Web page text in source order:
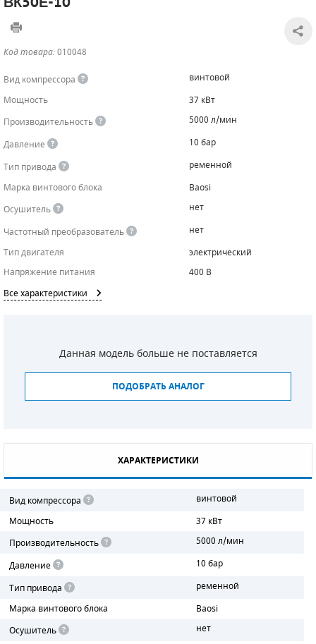
Код товара:010048
Вид компрессора
винтовой
Мощность
37 кВт
Производительность
5000 л/мин
Давление
10 бар
Тип привода
ременной
Марка винтового блока
Baosi
Осушитель
нет
Частотный преобразователь
нет
Тип двигателя
электрический
Напряжение питания
400 В
Все характеристики
Данная модель больше не поставляется
ПОДОБРАТЬ АНАЛОГ
ХАРАКТЕРИСТИКИ
Вид компрессора
винтовой
Мощность
37 кВт
Производительность
5000 л/мин
Давление
10 бар
Тип привода
ременной
Марка винтового блока
Baosi
Осушитель
нет
САДОВАЯ ТЕХНИКА
ЧИЛЛЕРЫ
КАНАЛИЗАЦИОННЫЕ НАСОСЫ
БЕНЗИНОВЫЕ МОТОПОМПЫ
ТАЛИ И ТЕЛЬФЕРЫ
ОСВЕТИТЕЛЬНЫЕ МАЧТЫ
КОНТРОЛЛЕРЫ (БЛОКИ УПРАВЛЕНИЯ)
ПРЕДОХРАНИТЕЛЬНЫЕ КЛАПАНЫ
ОБРАТНЫЕ КЛАПАНЫ
РЕЛЕ ДАВЛЕНИЯ ДЛЯ ДЛЯ КОМПРЕССОРОВ
ДАТЧИКИ
РУКАВА ВЫСОКОГО ДАВЛЕНИЯ (РВД)
ЗАПЧАСТИ ДЛЯ ВИНТОВЫХ КОМПРЕССОРОВ
ДЛЯ АДСОРБЦИОННЫХ ОСУШИТЕЛЕЙ
БЕНЗИНОВЫЕ ДВИГАТЕЛИ
ДИЗЕЛЬНЫЕ ДВИГАТЕЛИ
ДЕТАЛИ ДВС
ФИЛЬТРЫ ТОПЛИВНЫЕ
МОТОРНОЕ МАСЛО
ПОДШИПНИКИ